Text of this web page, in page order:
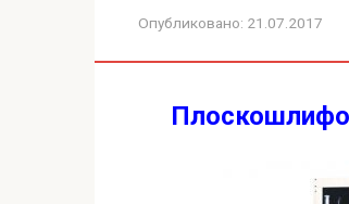
Опубликовано: 21.07.2017